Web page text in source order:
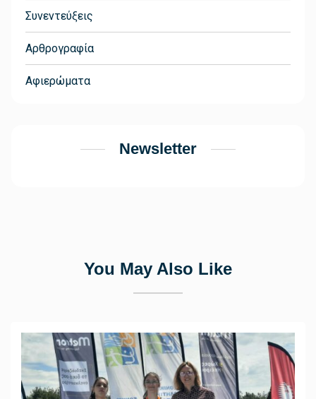
Συνεντεύξεις
Αρθρογραφία
Αφιερώματα
Newsletter
You May Also Like